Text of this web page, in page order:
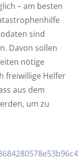
– am besten
sind
Davon sollen
nötige
freiwillige Helfer
aus dem
um zu